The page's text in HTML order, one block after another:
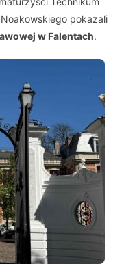
pokazali
w Falentach.